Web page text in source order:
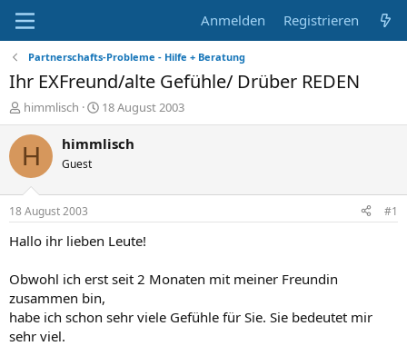
Anmelden Registrieren
Partnerschafts-Probleme - Hilfe + Beratung
Ihr EXFreund/alte Gefühle/ Drüber REDEN
E
r
s
t
e
r
himmlisch
E
r
s
t
a
18 August 2003
H himmlisch
Guest
18 August 2003 #1
Hallo ihr lieben Leute!
Obwohl ich erst seit 2 Monaten mit meiner Freundin
zusammen bin,
habe ich schon sehr viele Gefühle für Sie. Sie bedeutet mir
sehr viel.